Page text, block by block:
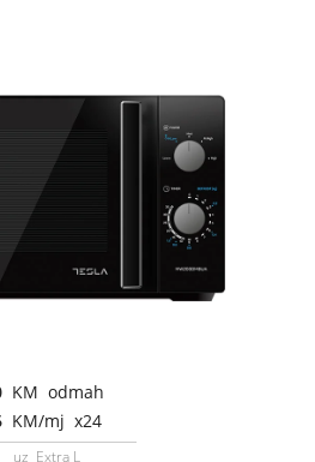
KM odmah
KM/mj x24
uz Extra L